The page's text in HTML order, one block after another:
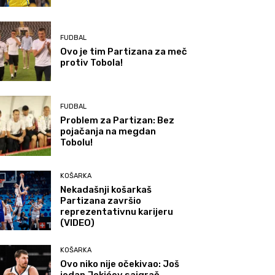
FUDBAL
Ovo je tim Partizana za meč
protiv Tobola!
FUDBAL
Problem za Partizan: Bez
pojačanja na megdan
Tobolu!
KOŠARKA
Nekadašnji košarkaš
Partizana završio
reprezentativnu karijeru
(VIDEO)
KOŠARKA
Ovo niko nije očekivao: Još